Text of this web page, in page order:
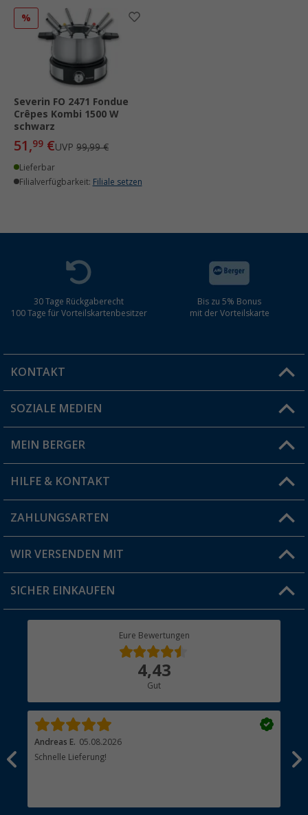
%
Severin FO 2471 Fondue
Crêpes Kombi 1500 W
schwarz
51,99 €UVP 99,99 €
Lieferbar
Filialverfügbarkeit: Filiale setzen
30 Tage Rückgaberecht
100 Tage für Vorteilskartenbesitzer
Bis zu 5% Bonus
mit der Vorteilskarte
KONTAKT
Du hast eine Frage?
Filiale finden
SOZIALE MEDIEN
MEIN BERGER
Vorteilskarte
Blog
Jobs & Karriere
HILFE & KONTAKT
FAQ & Kontakt
Versandinformationen
Rücksendung
ZAHLUNGSARTEN
WIR VERSENDEN MIT
SICHER EINKAUFEN
Eure Bewertungen
4,43
Gut
Andreas E. 05.08.2026
Schnelle Lieferung!